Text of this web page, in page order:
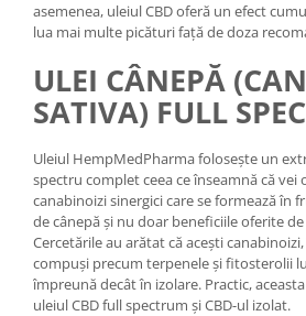
asemenea, uleiul CBD oferă un efect
lua mai multe picături față de doza
ULEI CÂNEPĂ
SATIVA) FULL
Uleiul HempMedPharma folosește un
spectru complet ceea ce înseamnă că
canabinoizi sinergici care se formează în
de cânepă și nu doar beneficiile oferite
Cercetările au arătat că acești
compuși precum terpenele și fitosterolii
împreună decât în ​​izolare. Practic,
uleiul CBD full spectrum și CBD-ul izolat.